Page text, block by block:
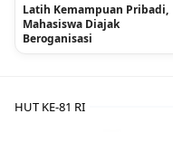
Latih Kemampuan Pribadi,
Mahasiswa Diajak
Beroganisasi
HUT KE-81 RI